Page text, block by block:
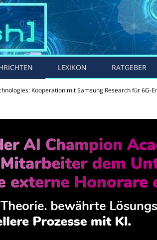
LEXIKON RATGEBER
Kooperation mit Samsung Research für 6G-